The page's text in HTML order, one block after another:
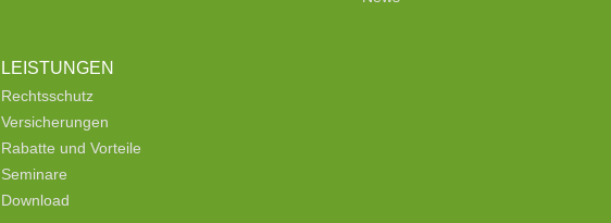
LEISTUNGEN
Rechtsschutz
Versicherungen
Rabatte und Vorteile
Seminare
Download